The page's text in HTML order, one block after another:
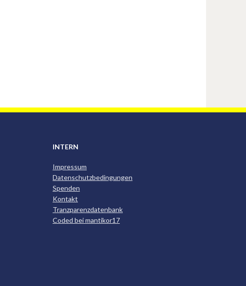
INTERN
Impressum
Datenschutzbedingungen
Spenden
Kontakt
Tranzparenzdatenbank
Coded bei mantikor17